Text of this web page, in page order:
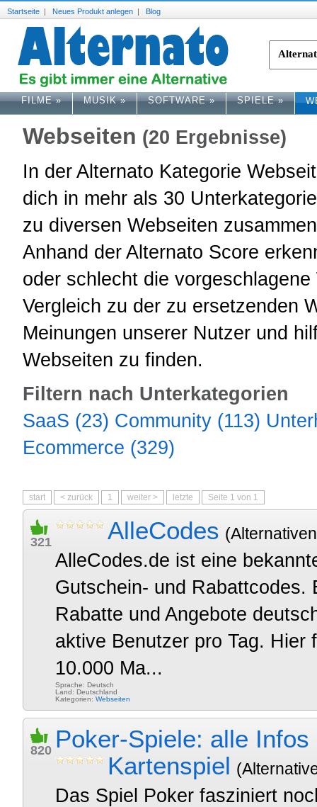
Startseite | Neues Produkt anlegen | Blog
FILME» MUSIK» SOFTWARE» SPIELE»
Webseiten (20 Ergebnisse)
In der Alternato Kategorie
dich in mehr als 30
zu diversen Webseiten
Anhand der Alternato Score
oder schlecht die vorgeschlagene
Vergleich zu der zu ersetzenden
Meinungen unserer Nutzer und
Webseiten zu finden.
Filtern nach Unterkategorien
SaaS (23) Community (113)
Ecommerce (329)
start < zurück 1 weiter > letzte Seite 1 von 1
321 AlleCodes
AlleCodes.de ist eine
Gutschein- und Rabattcodes.
Rabatte und Angebote
aktive Benutzer pro Tag.
10.000 Ma...
Sprache: Deutsch
Land: Deutschland
Kategorien: Webseiten
820 Poker-Spiele: alle
Kartenspiel
Das Spiel Poker fasziniert